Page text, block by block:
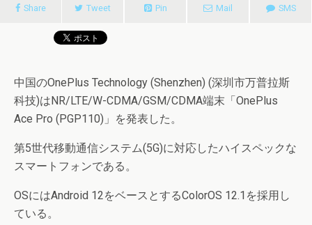
Share Tweet Pin Mail SMS
中国のOnePlus Technology (Shenzhen) (深圳市万普拉斯
科技)はNR/LTE/W-CDMA/GSM/CDMA端末「OnePlus
Ace Pro (PGP110)」を発表した。
第5世代移動通信システム(5G)に対応したハイスペックな
スマートフォンである。
OSにはAndroid 12をベースとするColorOS 12.1を採用し
ている。